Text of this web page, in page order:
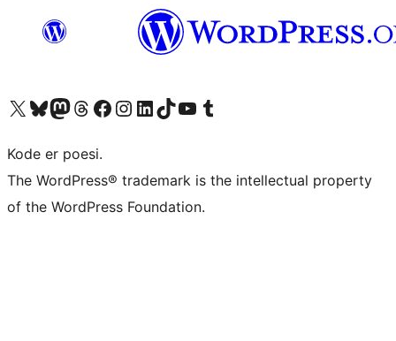
Besøg vores X (tidligere Twitter) konto
Besøg vores Bluesky-konto
Besøg vores Mastodon konto
Besøg vores Threads-konto
Besøg vores Facebook sideBesøg vores Instagram konto
Besøg vores LinkedIn konto
Besøg vores TikTok-konto
Besøg vores YouTube-kanalBesøg vores Tumblr-konto
Kode er poesi.
The WordPress® trademark is the intellectual property
of the WordPress Foundation.